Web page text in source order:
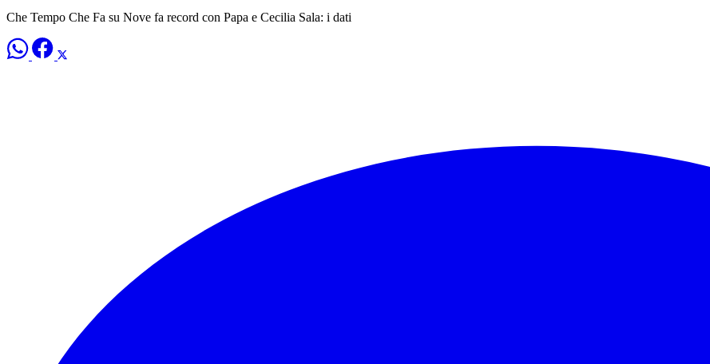
Che Tempo Che Fa su Nove fa record con Papa e Cecilia Sala: i dati